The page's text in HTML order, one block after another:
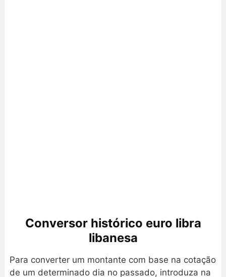
Conversor histórico euro libra
libanesa
Para converter um montante com base na cotação
de um determinado dia no passado, introduza na